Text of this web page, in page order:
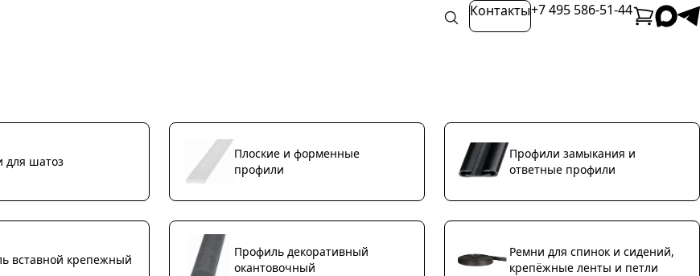
Контакты+7 495 586-51-44
для шатоз
Плоские и форменные
профили
Профили замыкания и
ответные профили
вставной крепежный
Профиль декоративный
окантовочный
Ремни для спинок и сидений,
крепёжные ленты и петли